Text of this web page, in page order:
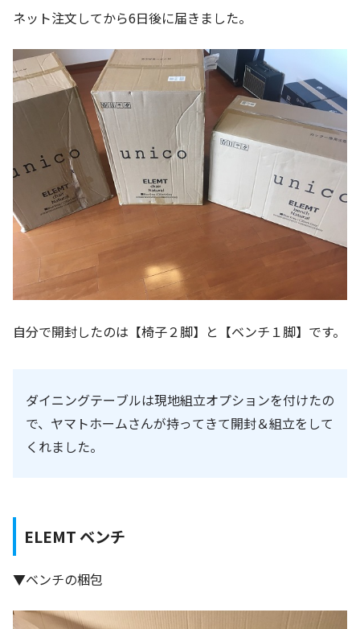
ネット注文してから6日後に届きました。
自分で開封したのは【椅子２脚】と【ベンチ１脚】です。
ダイニングテーブルは現地組立オプションを付けたの
で、ヤマトホームさんが持ってきて開封＆組立をして
くれました。
ELEMT ベンチ
▼ベンチの梱包